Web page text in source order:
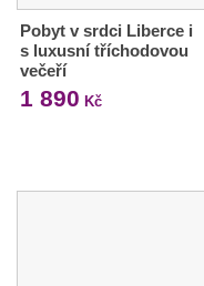
Pobyt v srdci Liberce i
s luxusní tříchodovou
večeří
1 890 Kč